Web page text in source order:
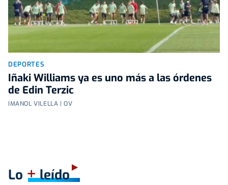
DEPORTES
Iñaki Williams ya es uno más a las órdenes
de Edin Terzic
IMANOL VILELLA | OV
Lo +leído